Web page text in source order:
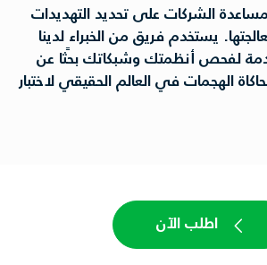
الشركات على تحديد التهديدات
يستخدم فريق من الخبراء لدينا
لفحص أنظمتك وشبكاتك بحثًا عن
الهجمات في العالم الحقيقي لاختبار
اطلب الآن